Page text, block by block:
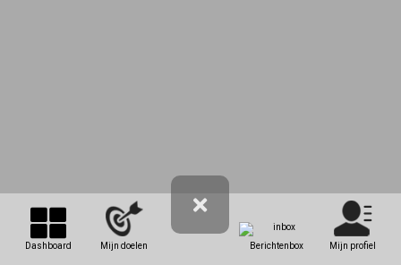
Dashboard Mijn doelen Berichtenbox Mijn profiel